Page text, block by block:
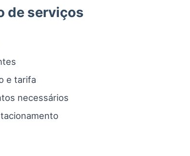
de serviços
e tarifa
necessários